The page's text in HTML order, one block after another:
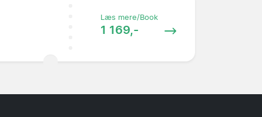
Læs mere/Book
1 169,-